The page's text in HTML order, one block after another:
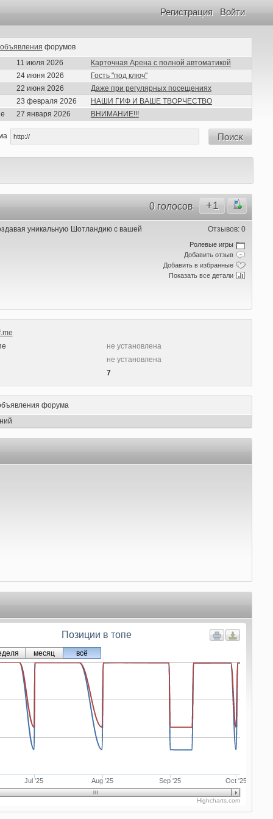
Войти
Регистрация
объявления форумов
11 июля 2026
Карточная Арена с полной автоматикой
24 июня 2026
Гость "под ключ"
22 июня 2026
Даже при регулярных посещениях
23 февраля 2026
НАШИ ГИФ И ВАШЕ ТВОРЧЕСТВО
27 января 2026 ВНИМАНИЕ!!!
Поиск
+1
0 голосов
Отзывов: 0
Ролевые игры
Добавить отзыв
Добавить в избранные
Показать все детали
уникальную Шотландию с вашей
не установлена
не установлена
7
форума
Позиции в топе
Jul '25 Aug '25 Sep '25 Oct '25
Highcharts.com
месяц всё